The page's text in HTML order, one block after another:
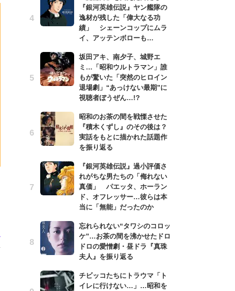
『銀河英雄伝説』ヤン艦隊の
逸材が残した「偉大なる功
績」 シェーンコップにムラ
イ、アッテンボローも…
坂田アキ、南夕子、城野エ
ミ…「昭和ウルトラマン」誰
もが驚いた「突然のヒロイン
退場劇」“あっけない最期”に
視聴者ぼうぜん…!?
昭和のお茶の間を戦慄させた
『積木くずし』のその後は？
実話をもとに描かれた話題作
を振り返る
『銀河英雄伝説』過小評価さ
れがちな男たちの「侮れない
真価」 パエッタ、ホーラン
ド、オフレッサー…彼らは本
当に「無能」だったのか
忘れられない“タワシのコロッ
ケ”…お茶の間を沸かせたドロ
ドロの愛憎劇・昼ドラ『真珠
夫人』を振り返る
チビッコたちにトラウマ「ト
イレに行けない…」…昭和を